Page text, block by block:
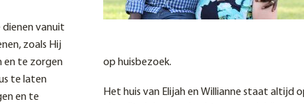
dienen vanuit
zoals Hij
en te zorgen
te laten
en te
op huisbezoek.
Het huis van Elijah en Willianne staat altijd